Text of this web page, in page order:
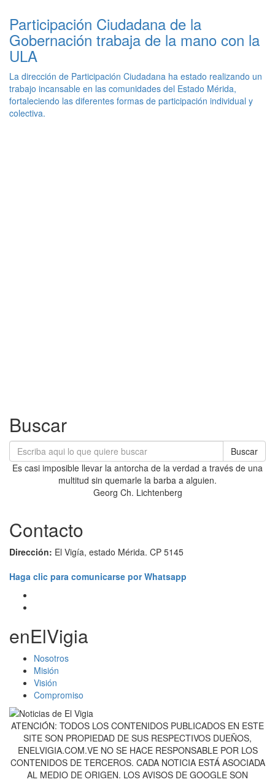
Participación Ciudadana de la
Gobernación trabaja de la mano con la
ULA
La dirección de Participación Ciudadana ha estado realizando un
trabajo incansable en las comunidades del Estado Mérida,
fortaleciendo las diferentes formas de participación individual y
colectiva.
Buscar
Buscar
Es casi imposible llevar la antorcha de la verdad a través de una
multitud sin quemarle la barba a alguien.
Georg Ch. Lichtenberg
Contacto
Dirección: El Vigía, estado Mérida. CP 5145
Haga clic para comunicarse por Whatsapp
enElVigia
Nosotros
Misión
Visión
Compromiso
ATENCIÓN: TODOS LOS CONTENIDOS PUBLICADOS EN ESTE
SITE SON PROPIEDAD DE SUS RESPECTIVOS DUEÑOS,
ENELVIGIA.COM.VE NO SE HACE RESPONSABLE POR LOS
CONTENIDOS DE TERCEROS. CADA NOTICIA ESTÁ ASOCIADA
AL MEDIO DE ORIGEN. LOS AVISOS DE GOOGLE SON